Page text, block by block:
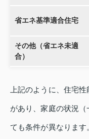
省エネ基準適合住宅
その他（省エネ未適
合）
上記のように、住宅
があり、家庭の状況
ても条件が異なります